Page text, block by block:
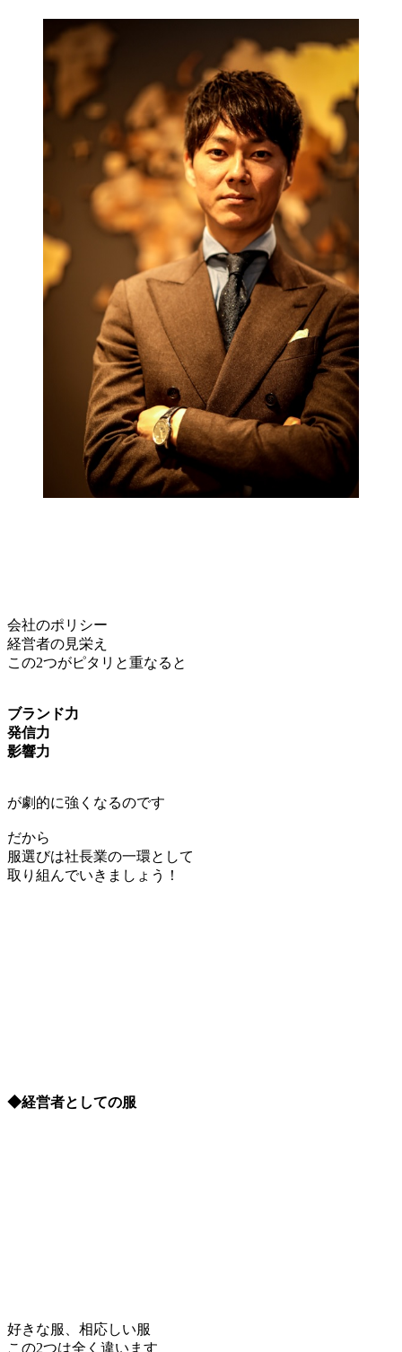
会社のポリシー
経営者の見栄え
この2つがピタリと重なると
ブランド力
発信力
影響力
が劇的に強くなるのです
だから
服選びは社長業の一環として
取り組んでいきましょう！
◆経営者としての服
好きな服、相応しい服
この2つは全く違います